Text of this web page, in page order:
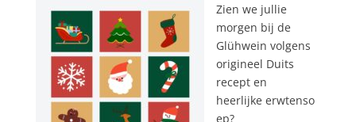
Zien we jullie
morgen bij de
Glühwein volgens
origineel Duits
recept en
heerlijke erwtenso
ep?